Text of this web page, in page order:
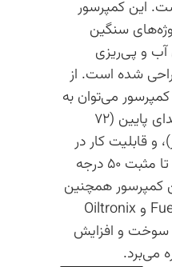
۱۷ بار است. این کمپرسور
سنگین
آب و پی‌ریزی
شده است. از
می‌توان به
طراحی دو مرحله‌ای، صدای پایین (۷۲
فاصله ۷ متر)، و قابلیت کار در
دماهای منفی ۲۵ درجه تا مثبت ۵۰ درجه
کمپرسور همچنین
از تکنولوژی‌های FuelXpert و Oiltronix
سوخت و افزایش
می‌برد.